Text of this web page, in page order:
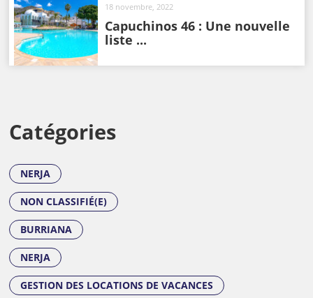
18 novembre, 2022
Capuchinos 46 : Une nouvelle
liste ...
Catégories
NERJA
NON CLASSIFIÉ(E)
BURRIANA
NERJA
GESTION DES LOCATIONS DE VACANCES